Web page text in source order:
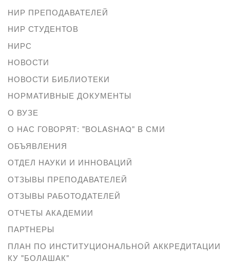
НИР ПРЕПОДАВАТЕЛЕЙ
НИР СТУДЕНТОВ
НИРС
НОВОСТИ
НОВОСТИ БИБЛИОТЕКИ
НОРМАТИВНЫЕ ДОКУМЕНТЫ
О ВУЗЕ
О НАС ГОВОРЯТ: "BOLASHAQ" В СМИ
ОБЪЯВЛЕНИЯ
ОТДЕЛ НАУКИ И ИННОВАЦИЙ
ОТЗЫВЫ ПРЕПОДАВАТЕЛЕЙ
ОТЗЫВЫ РАБОТОДАТЕЛЕЙ
ОТЧЕТЫ АКАДЕМИИ
ПАРТНЕРЫ
ПЛАН ПО ИНСТИТУЦИОНАЛЬНОЙ АККРЕДИТАЦИИ
КУ "БОЛАШАК"